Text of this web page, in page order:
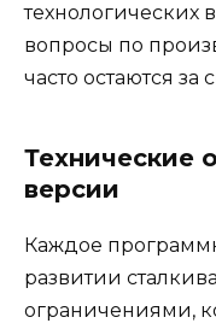
технологических
вопросы по
часто остаются за
Технические
версии
Каждое
развитии
ограничениями,